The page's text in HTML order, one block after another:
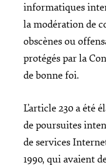
informatiques
la modération de
obscènes ou
protégés par la
de bonne foi.
L’article 230 a été
de poursuites
de services
1990, qui avaient